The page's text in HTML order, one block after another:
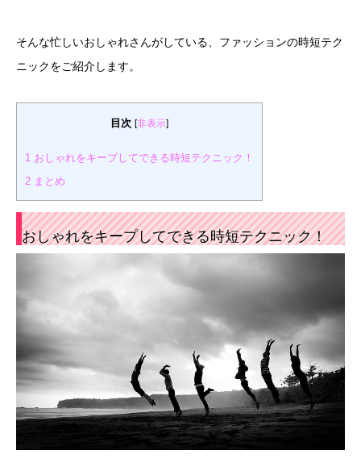
そんな忙しいおしゃれさんがしている、ファッションの時短テク
ニックをご紹介します。
目次 [非表示]
1 おしゃれをキープしてできる時短テクニック！
2 まとめ
おしゃれをキープしてできる時短テクニック！